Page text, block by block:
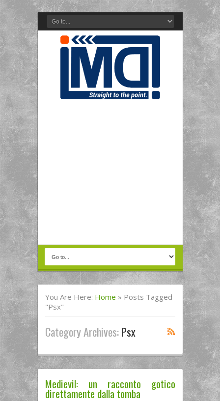
You Are Here: Home » Posts Tagged
"psx"
Category Archives:Psx
Medievil: un racconto gotico
direttamente dalla tomba